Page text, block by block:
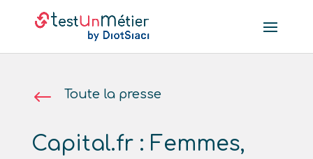
# Toute la presse
Capital.fr : Femmes,